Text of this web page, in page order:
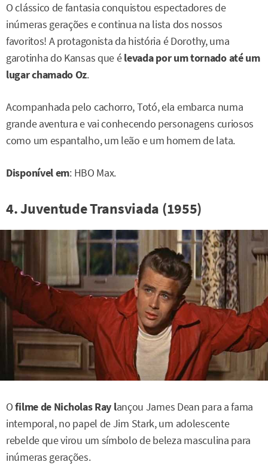
O clássico de fantasia conquistou espectadores de
inúmeras gerações e continua na lista dos nossos
favoritos! A protagonista da história é Dorothy, uma
garotinha do Kansas que élevada por um tornado até um
lugar chamado Oz.
Acompanhada pelo cachorro, Totó, ela embarca numa
grande aventura e vai conhecendo personagens curiosos
como um espantalho, um leão e um homem de lata.
Disponível em: HBO Max.
4. Juventude Transviada (1955)
Ofilme de Nicholas Ray lançou James Dean para a fama
intemporal, no papel de Jim Stark, um adolescente
rebelde que virou um símbolo de beleza masculina para
inúmeras gerações.